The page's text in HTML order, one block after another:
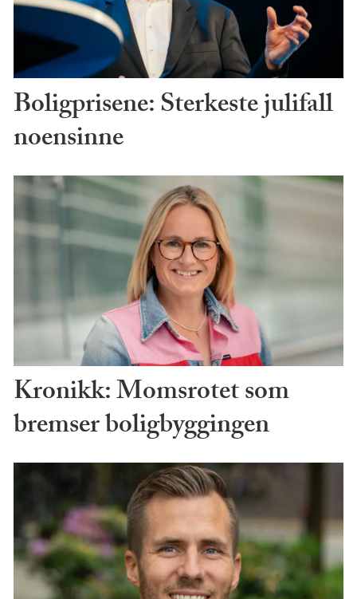
Boligprisene: Sterkeste julifall
noensinne
Kronikk: Momsrotet som
bremser boligbyggingen